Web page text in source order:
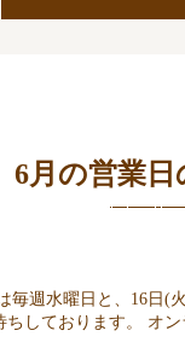
6月の営業
毎週水曜日と、16日(
しております。 オ